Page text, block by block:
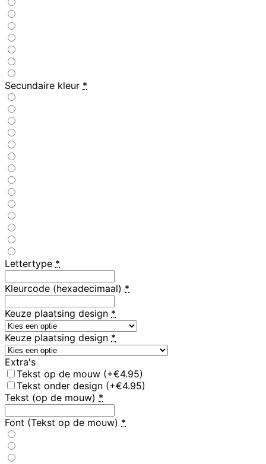
Secundaire kleur *
Lettertype *
Kleurcode (hexadecimaal) *
Keuze plaatsing design *
Keuze plaatsing design *
Extra's
Tekst op de mouw (+€4.95)
Tekst onder design (+€4.95)
Tekst (op de mouw) *
Font (Tekst op de mouw) *